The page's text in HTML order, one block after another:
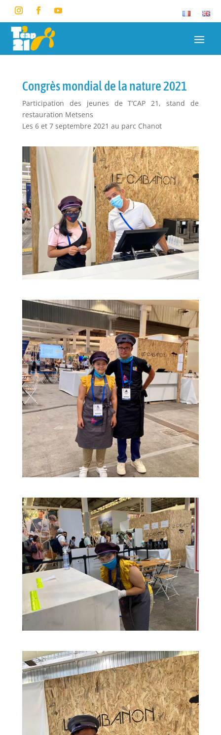
Congrès mondial de la nature 2021
Participation des jeunes de T’CAP 21, stand de
restauration Metsens
Les 6 et 7 septembre 2021 au parc Chanot